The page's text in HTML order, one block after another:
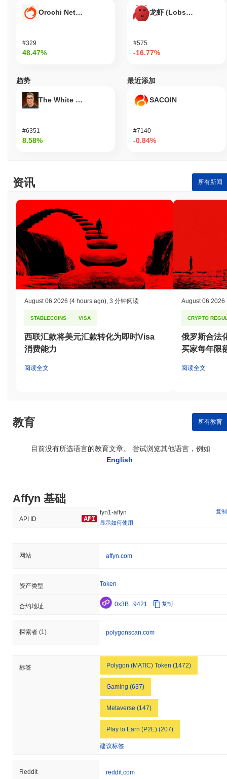
Affyn (FYN) 在 centralized 加密货币交易所广泛可用。 最活跃的平
交易对的24小时交易量超过
QuickSwap V2。
截至过去24小时,Affyn 的交易量为 CN¥20,501.56
Affyn 的价格范围历史是什么?
历史最低价(ATL):
Affyn 当前的市值是多少?
,按市场规模在全球排名第 1887
位。该数字是根据其 254 030 000 个 FYN 代币的流通供应量计算
的。
与更广泛的加密市场相比,Affyn 的表现如何?
在过去7天里,Affyn 下跌了5.21%
,表现不及整体加密市场 其下跌了
0.53%
。这表明相对于更广泛的市场势头,FYN 的价格走势暂时滞
后。
Orochi Network
#329
48.47%
龙虾 (Lobster)
#575
-16.77%
趋势
The White Bull
#6351
8.58%
最近添加
SACOIN
#7140
-0.84%
资讯 所有新闻
August 06 2026 (4 hours ago) 3 分钟阅读
STABLECOINS VISA
西联汇款将美元汇款转化为即时Visa
消费能力
阅读全文
August 06 2026
CRYPTO
俄罗斯合法
买家每年限
阅读全文
教育 所有教育
目前没有所选语言的教育文章。 尝试浏览其他语言，例如
English
Affyn 基础
API ID
fyn1-affyn
复制
显示如何使用
网站 affyn.com
资产类型 Token
合约地址 0x3B...9421 复制
探索者 (1) polygonscan.com
标签 Polygon (MATIC) Token (1472)
Gaming (637)
Metaverse (147)
Play to Earn (P2E) (207)
建议标签
Reddit reddit.com